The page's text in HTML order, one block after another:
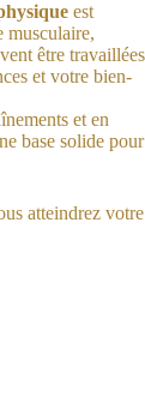
est
musculaire,
être travaillées
et votre bien-
et en
base solide pour
atteindrez votre